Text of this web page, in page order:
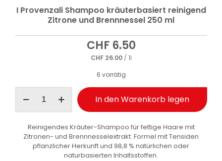
I Provenzali Shampoo kräuterbasiert reinigend
Zitrone und Brennnessel 250 ml
CHF6.50
CHF26.00/ 1l
6 vorrätig
Provenzali
reinigend
Zitrone
In den Warenkorb legen
Reinigendes Kräuter-Shampoo für fettige Haare mit
Zitronen- und Brennnesselextrakt. Formel mit Tensiden
pflanzlicher Herkunft und 98,8 % natürlichen oder
naturbasierten Inhaltsstoffen.